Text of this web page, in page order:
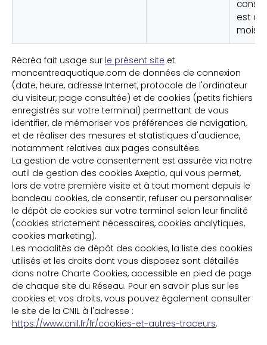
est
mois.
Récréa fait usage sur le présent site et
moncentreaquatique.com de données de connexion
(date, heure, adresse Internet, protocole de l'ordinateur
du visiteur, page consultée) et de cookies (petits fichiers
enregistrés sur votre terminal) permettant de vous
identifier, de mémoriser vos préférences de navigation,
et de réaliser des mesures et statistiques d'audience,
notamment relatives aux pages consultées.
La gestion de votre consentement est assurée via notre
outil de gestion des cookies Axeptio, qui vous permet,
lors de votre première visite et à tout moment depuis le
bandeau cookies, de consentir, refuser ou personnaliser
le dépôt de cookies sur votre terminal selon leur finalité
(cookies strictement nécessaires, cookies analytiques,
cookies marketing).
Les modalités de dépôt des cookies, la liste des cookies
utilisés et les droits dont vous disposez sont détaillés
dans notre Charte Cookies, accessible en pied de page
de chaque site du Réseau. Pour en savoir plus sur les
cookies et vos droits, vous pouvez également consulter
le site de la CNIL à l'adresse :
https://www.cnil.fr/fr/cookies-et-autres-traceurs.